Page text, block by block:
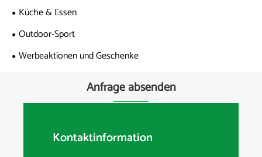
Küche & Essen
Outdoor-Sport
Werbeaktionen und Geschenke
Anfrage absenden
Kontaktinformation